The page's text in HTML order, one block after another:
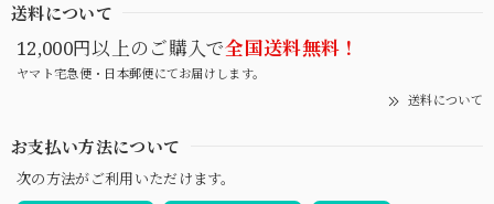
送料について
12,000円以上のご購入で全国送料無料！
ヤマト宅急便・日本郵便にてお届けします。
送料について
お支払い方法について
次の方法がご利用いただけます。